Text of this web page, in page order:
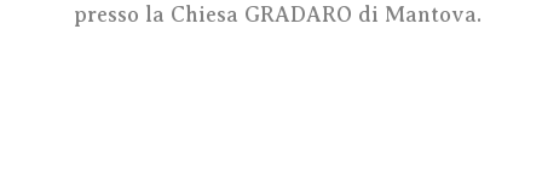
presso la Chiesa GRADARO di Mantova.